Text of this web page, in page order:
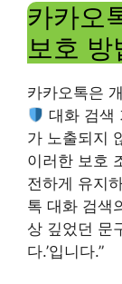
카카오
보호 방
카카오톡은
대화 검색
가 노출되지
이러한 보호
전하게 유지
톡 대화 검색
상 깊었던 문
다.’입니다.”